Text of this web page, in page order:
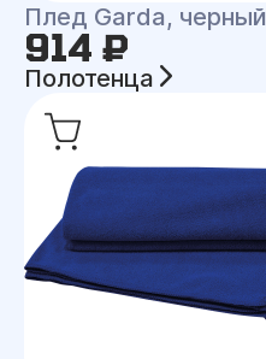
Плед Garda, черный
914 ₽
Полотенца